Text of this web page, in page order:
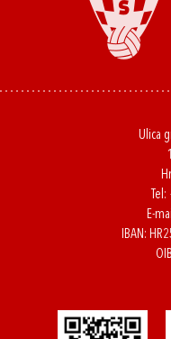
Ulica
Tel:
E-
IBAN: